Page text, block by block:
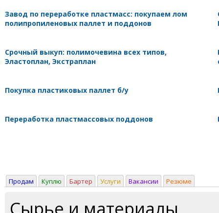
Завод по переработке пластмасс: покупаем лом
полипропиленовых паллет и поддонов
Срочный выкуп: полимочевина всех типов,
Эластоплан, Экстраплан
Покупка пластиковых паллет б/у
Переработка пластмассовых поддонов
Продам Куплю Бартер Услуги Вакансии Резюме
Сырье и материалы